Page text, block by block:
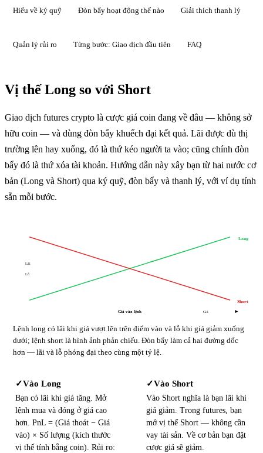
Hiểu về ký quỹ Đòn bẩy hoạt động thế nào Giải thích thanh lý
Quản lý rủi ro Từng bước: Giao dịch đầu tiên FAQ
Vị thế Long so với Short
Giao dịch futures crypto là cược giá coin đang về đâu — không sở
hữu coin — và dùng đòn bẩy khuếch đại kết quả. Lãi được dù thị
trường lên hay xuống, đó là thứ kéo người ta vào; cũng chính đòn
bẩy đó là thứ xóa tài khoản. Hướng dẫn này xây bạn từ hai nước cơ
bản (Long và Short) qua ký quỹ, đòn bẩy và thanh lý, với ví dụ tính
sẵn mỗi bước.
Long
Short
Lãi
Lỗ
Giá vào lệnh Giá
Lệnh long có lãi khi giá vượt lên trên điểm vào và lỗ khi giá giảm xuống
dưới; lệnh short là hình ảnh phản chiếu. Đòn bẩy làm cả hai đường dốc
hơn — lãi và lỗ phóng đại theo cùng một tỷ lệ.
✓Vào Long
Bạn có lãi khi giá tăng. Mở
lệnh mua và đóng ở giá cao
hơn. PnL = (Giá thoát − Giá
vào) × Số lượng (kích thước
vị thế tính bằng coin). Rủi ro:
✓Vào Short
Vào Short nghĩa là bạn lãi khi
giá giảm. Trong futures, bạn
mở vị thế Short — không cần
vay tài sản. Về cơ bản bạn đặt
cược giá sẽ giảm.